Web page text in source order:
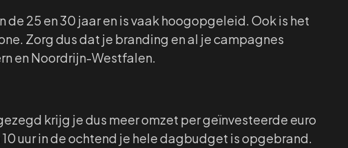
de 25 en 30 jaar en is vaak hoogopgeleid. Ook is het
Zorg dus dat je branding en al je campagnes
en Noordrijn-Westfalen.
krijg je dus meer omzet per geïnvesteerde euro
uur in de ochtend je hele dagbudget is opgebrand.